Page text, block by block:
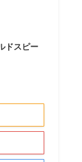
ドスピー